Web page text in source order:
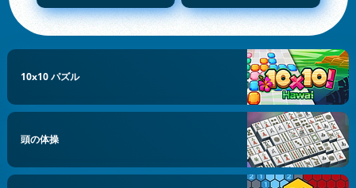
10x10 パズル
頭の体操